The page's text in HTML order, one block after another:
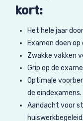
kort:
Het hele jaar
Examen doen op
Zwakke vakken
Grip op de
Optimale
de eindexamens.
Aandacht voor